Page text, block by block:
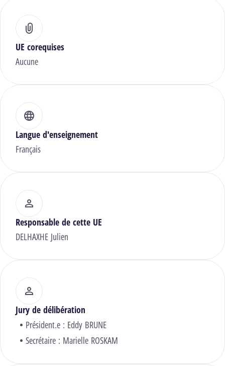
UE corequises
Aucune
Langue d'enseignement
Français
Responsable de cette UE
DELHAXHE Julien
Jury de délibération
Président.e : Eddy BRUNE
Secrétaire : Marielle ROSKAM